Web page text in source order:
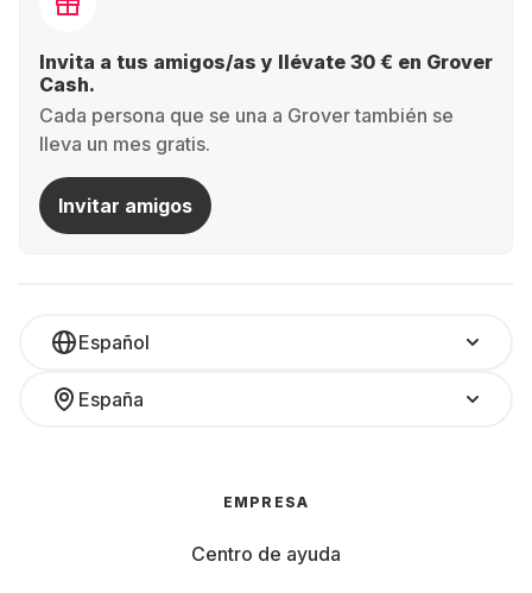
Invita a tus amigos/as y llévate 30 € en Grover
Cash.
Cada persona que se una a Grover también se
lleva un mes gratis.
Invitar amigos
Español
España
EMPRESA
Centro de ayuda